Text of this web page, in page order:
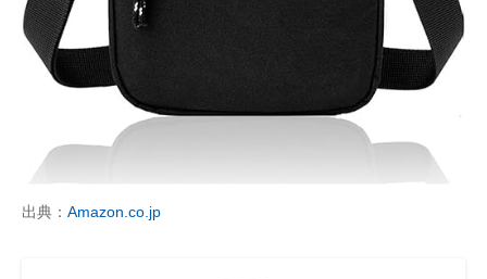
出典： Amazon.co.jp